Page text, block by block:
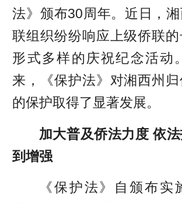
法》颁布30周年。近日，
联组织纷纷响应上级侨联
形式多样的庆祝纪念活动
来，《保护法》对湘西州
的保护取得了显著发展。
加大普及侨法力度 依
到增强
《保护法》自颁布实